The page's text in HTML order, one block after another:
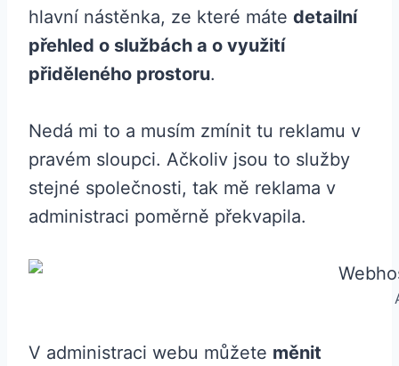
hlavní nástěnka, ze které máte detailní
přehled o službách a o využití
přiděleného prostoru.
Nedá mi to a musím zmínit tu reklamu v
pravém sloupci. Ačkoliv jsou to služby
stejné společnosti, tak mě reklama v
administraci poměrně překvapila.
V administraci webu můžete měnit